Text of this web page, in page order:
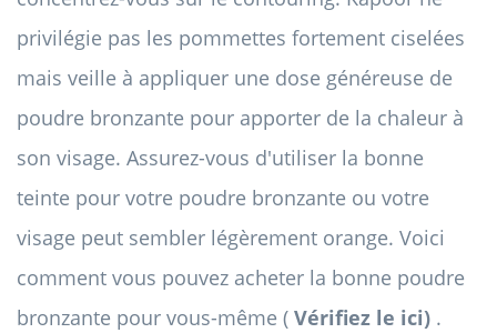
privilégie pas les pommettes fortement ciselées
mais veille à appliquer une dose généreuse de
poudre bronzante pour apporter de la chaleur à
son visage. Assurez-vous d'utiliser la bonne
teinte pour votre poudre bronzante ou votre
visage peut sembler légèrement orange. Voici
comment vous pouvez acheter la bonne poudre
bronzante pour vous-même ( Vérifiez le ici) .